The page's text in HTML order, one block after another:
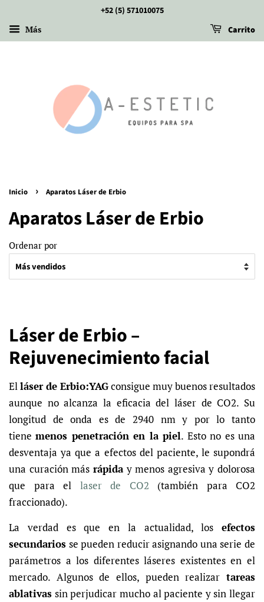
+52 (5) 571010075
Más Carrito
Inicio › Aparatos Láser de Erbio
Aparatos Láser de Erbio
Ordenar por
Láser de Erbio –
Rejuvenecimiento facial
Elláser de Erbio:YAGconsigue muy buenos resultados
aunque no alcanza la eficacia del láser de CO2. Su
longitud de onda es de 2940 nm y por lo tanto
tienemenos penetración en la piel. Esto no es una
desventaja ya que a efectos del paciente, le supondrá
una curación más rápiday menos agresiva y dolorosa
que para el laser de CO2 (también para CO2
fraccionado).
La verdad es que en la actualidad, los efectos
secundarios se pueden reducir asignando una serie de
parámetros a los diferentes láseres existentes en el
mercado. Algunos de ellos, pueden realizar tareas
ablativas sin perjudicar mucho al paciente y sin llegar